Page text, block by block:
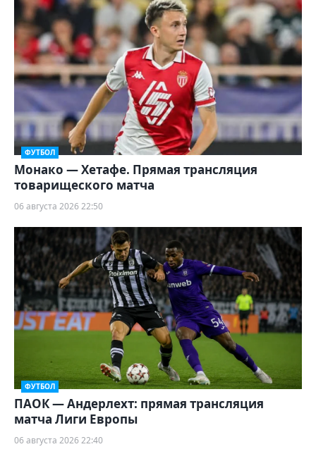
ФУТБОЛ
Монако — Хетафе. Прямая трансляция
товарищеского матча
06 августа 2026 22:50
ФУТБОЛ
ПАОК — Андерлехт: прямая трансляция
матча Лиги Европы
06 августа 2026 22:40